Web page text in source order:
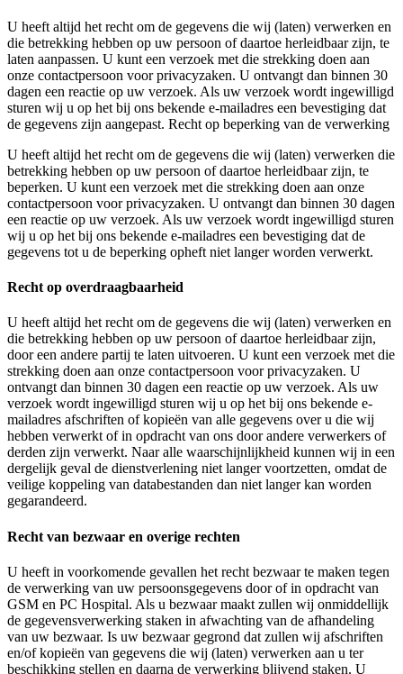
U heeft altijd het recht om de gegevens die wij (laten) verwerken en
die betrekking hebben op uw persoon of daartoe herleidbaar zijn, te
laten aanpassen. U kunt een verzoek met die strekking doen aan
onze contactpersoon voor privacyzaken. U ontvangt dan binnen 30
dagen een reactie op uw verzoek. Als uw verzoek wordt ingewilligd
sturen wij u op het bij ons bekende e-mailadres een bevestiging dat
de gegevens zijn aangepast. Recht op beperking van de verwerking
U heeft altijd het recht om de gegevens die wij (laten) verwerken die
betrekking hebben op uw persoon of daartoe herleidbaar zijn, te
beperken. U kunt een verzoek met die strekking doen aan onze
contactpersoon voor privacyzaken. U ontvangt dan binnen 30 dagen
een reactie op uw verzoek. Als uw verzoek wordt ingewilligd sturen
wij u op het bij ons bekende e-mailadres een bevestiging dat de
gegevens tot u de beperking opheft niet langer worden verwerkt.
Recht op overdraagbaarheid
U heeft altijd het recht om de gegevens die wij (laten) verwerken en
die betrekking hebben op uw persoon of daartoe herleidbaar zijn,
door een andere partij te laten uitvoeren. U kunt een verzoek met die
strekking doen aan onze contactpersoon voor privacyzaken. U
ontvangt dan binnen 30 dagen een reactie op uw verzoek. Als uw
verzoek wordt ingewilligd sturen wij u op het bij ons bekende e-
mailadres afschriften of kopieën van alle gegevens over u die wij
hebben verwerkt of in opdracht van ons door andere verwerkers of
derden zijn verwerkt. Naar alle waarschijnlijkheid kunnen wij in een
dergelijk geval de dienstverlening niet langer voortzetten, omdat de
veilige koppeling van databestanden dan niet langer kan worden
gegarandeerd.
Recht van bezwaar en overige rechten
U heeft in voorkomende gevallen het recht bezwaar te maken tegen
de verwerking van uw persoonsgegevens door of in opdracht van
GSM en PC Hospital. Als u bezwaar maakt zullen wij onmiddellijk
de gegevensverwerking staken in afwachting van de afhandeling
van uw bezwaar. Is uw bezwaar gegrond dat zullen wij afschriften
en/of kopieën van gegevens die wij (laten) verwerken aan u ter
beschikking stellen en daarna de verwerking blijvend staken. U